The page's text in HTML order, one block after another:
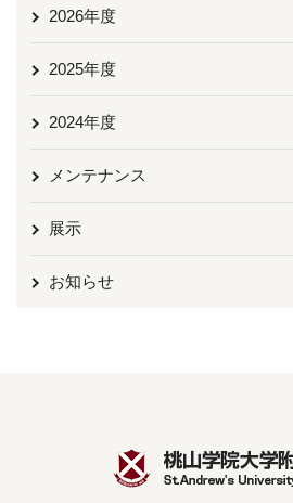
2026年度
2025年度
2024年度
メンテナンス
展示
お知らせ